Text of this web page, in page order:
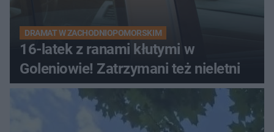
DRAMAT W ZACHODNIOPOMORSKIM
16-latek z ranami kłutymi w
Goleniowie! Zatrzymani też nieletni